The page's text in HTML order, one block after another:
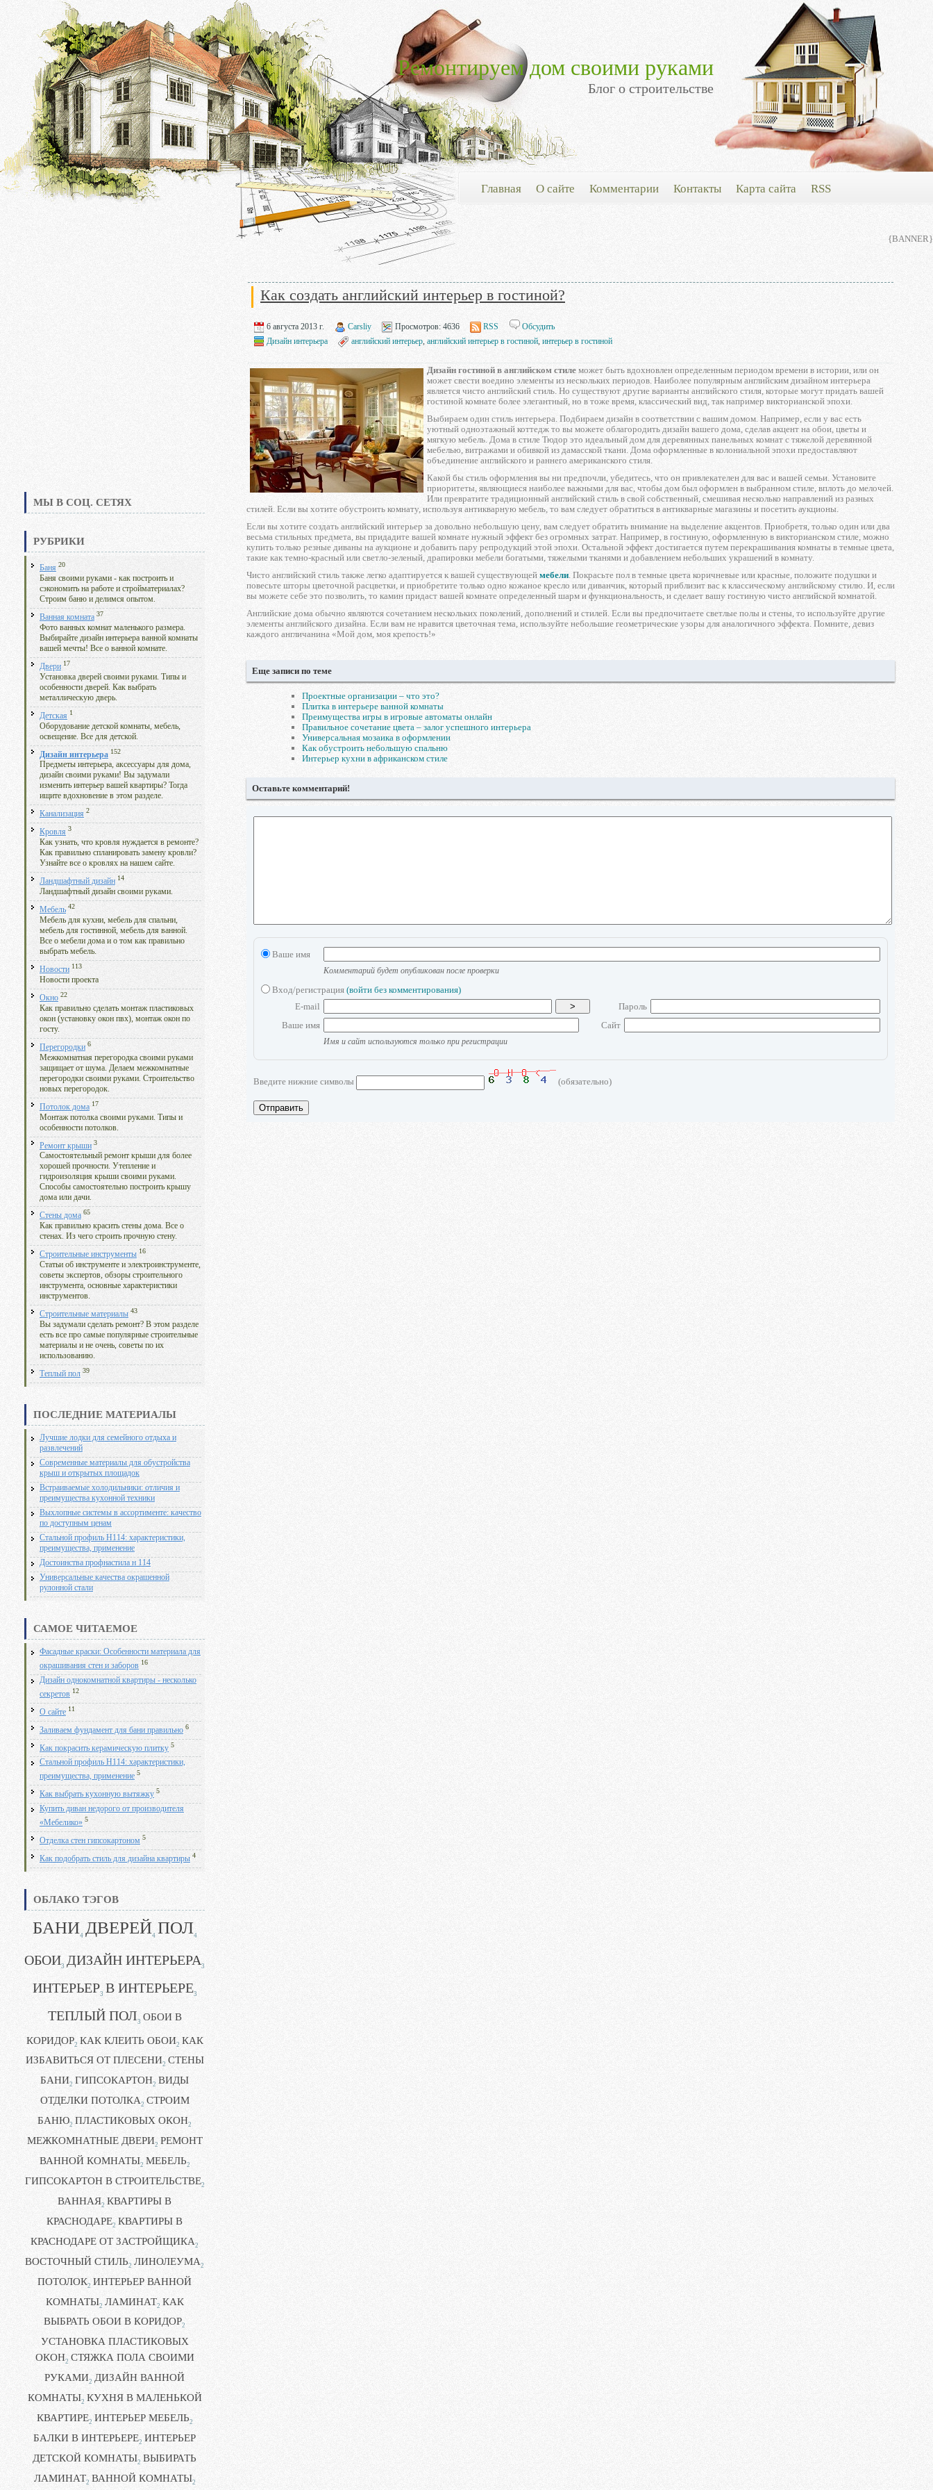
Ремонтируем дом своими руками
Блог о строительстве
Главная О сайте Комментарии Контакты Карта сайта RSS
{BANNER}
МЫ В СОЦ. СЕТЯХ
РУБРИКИ
Баня 20
Баня своими руками - как построить и
сэкономить на работе и стройматериалах?
Строим баню и делимся опытом.
Ванная комната 37
Фото ванных комнат маленького размера.
Выбирайте дизайн интерьера ванной комнаты
вашей мечты! Все о ванной комнате.
Двери 17
Установка дверей своими руками. Типы и
особенности дверей. Как выбрать
металлическую дверь.
Детская 1
Оборудование детской комнаты, мебель,
освещение. Все для детской.
Дизайн интерьера 152
Предметы интерьера, аксессуары для дома,
дизайн своими руками! Вы задумали
изменить интерьер вашей квартиры? Тогда
ищите вдохновение в этом разделе.
Канализация 2
Кровля 3
Как узнать, что кровля нуждается в ремонте?
Как правильно спланировать замену кровли?
Узнайте все о кровлях на нашем сайте.
Ландшафтный дизайн 14
Ландшафтный дизайн своими руками.
Мебель 42
Мебель для кухни, мебель для спальни,
мебель для гостинной, мебель для ванной.
Все о мебели дома и о том как правильно
выбрать мебель.
Новости 113
Новости проекта
Окно 22
Как правильно сделать монтаж пластиковых
окон (установку окон пвх), монтаж окон по
госту.
Перегородки 6
Межкомнатная перегородка своими руками
защищает от шума. Делаем межкомнатные
перегородки своими руками. Строительство
новых перегородок.
Потолок дома 17
Монтаж потолка своими руками. Типы и
особенности потолков.
Ремонт крыши 3
Самостоятельный ремонт крыши для более
хорошей прочности. Утепление и
гидроизоляция крыши своими руками.
Способы самостоятельно построить крышу
дома или дачи.
Стены дома 65
Как правильно красить стены дома. Все о
стенах. Из чего строить прочную стену.
Строительные инструменты 16
Статьи об инструменте и электроинструменте,
советы экспертов, обзоры строительного
инструмента, основные характеристики
инструментов.
Строительные материалы 43
Вы задумали сделать ремонт? В этом разделе
есть все про самые популярные строительные
материалы и не очень, советы по их
использованию.
Теплый пол 39
ПОСЛЕДНИЕ МАТЕРИАЛЫ
Лучшие лодки для семейного отдыха и
развлечений
Современные материалы для обустройства
крыш и открытых площадок
Встраиваемые холодильники: отличия и
преимущества кухонной техники
Выхлопные системы в ассортименте: качество
по доступным ценам
Стальной профиль Н114: характеристики,
преимущества, применение
Достоинства профнастила н 114
Универсальные качества окрашенной
рулонной стали
САМОЕ ЧИТАЕМОЕ
Фасадные краски: Особенности материала для
окрашивания стен и заборов 16
Дизайн однокомнатной квартиры - несколько
секретов 12
О сайте 11
Заливаем фундамент для бани правильно 6
Как покрасить керамическую плитку 5
Стальной профиль Н114: характеристики,
преимущества, применение 5
Как выбрать кухонную вытяжку 5
Купить диван недорого от производителя
«Мебелико» 5
Отделка стен гипсокартоном 5
Как подобрать стиль для дизайна квартиры 4
ОБЛАКО ТЭГОВ
БАНИ4 ДВЕРЕЙ4 ПОЛ4
ОБОИ3 ДИЗАЙН ИНТЕРЬЕРА3
ИНТЕРЬЕР3 В ИНТЕРЬЕРЕ3
ТЕПЛЫЙ ПОЛ3 ОБОИ В
КОРИДОР2 КАК КЛЕИТЬ ОБОИ2 КАК
ИЗБАВИТЬСЯ ОТ ПЛЕСЕНИ2 СТЕНЫ
БАНИ2 ГИПСОКАРТОН2 ВИДЫ
ОТДЕЛКИ ПОТОЛКА2 СТРОИМ
БАНЮ2 ПЛАСТИКОВЫХ ОКОН2
МЕЖКОМНАТНЫЕ ДВЕРИ2 РЕМОНТ
ВАННОЙ КОМНАТЫ2 МЕБЕЛЬ2
ГИПСОКАРТОН В СТРОИТЕЛЬСТВЕ2
ВАННАЯ2 КВАРТИРЫ В
КРАСНОДАРЕ2 КВАРТИРЫ В
КРАСНОДАРЕ ОТ ЗАСТРОЙЩИКА2
ВОСТОЧНЫЙ СТИЛЬ2 ЛИНОЛЕУМА2
ПОТОЛОК2 ИНТЕРЬЕР ВАННОЙ
КОМНАТЫ2 ЛАМИНАТ2 КАК
ВЫБРАТЬ ОБОИ В КОРИДОР2
УСТАНОВКА ПЛАСТИКОВЫХ
ОКОН2 СТЯЖКА ПОЛА СВОИМИ
РУКАМИ2 ДИЗАЙН ВАННОЙ
КОМНАТЫ2 КУХНЯ В МАЛЕНЬКОЙ
КВАРТИРЕ2 ИНТЕРЬЕР МЕБЕЛЬ2
БАЛКИ В ИНТЕРЬЕРЕ2 ИНТЕРЬЕР
ДЕТСКОЙ КОМНАТЫ2 ВЫБИРАТЬ
ЛАМИНАТ2 ВАННОЙ КОМНАТЫ2
Как создать английский интерьер в гостиной?
6 августа 2013 г. Carsliy Просмотров: 4636 RSS
Обсудить
Дизайн интерьера
английский интерьер, английский интерьер в гостиной, интерьер в гостиной
Дизайн гостиной в английском стиле может быть вдохновлен определенным периодом времени в истории, или он
может свести воедино элементы из нескольких периодов. Наиболее популярным английским дизайном интерьера
является чисто английский стиль. Но существуют другие варианты английского стиля, которые могут придать вашей
гостиной комнате более элегантный, но в тоже время, классический вид, так например викторианской эпохи.
Выбираем один стиль интерьера. Подбираем дизайн в соответствии с вашим домом. Например, если у вас есть
уютный одноэтажный коттедж то вы можете облагородить дизайн вашего дома, сделав акцент на обои, цветы и
мягкую мебель. Дома в стиле Тюдор это идеальный дом для деревянных панельных комнат с тяжелой деревянной
мебелью, витражами и обивкой из дамасской ткани. Дома оформленные в колониальной эпохи предоставляют
объединение английского и раннего американского стиля.
Какой бы стиль оформления вы ни предпочли, убедитесь, что он привлекателен для вас и вашей семьи. Установите
приоритеты, являющиеся наиболее важными для вас, чтобы дом был оформлен в выбранном стиле, вплоть до мелочей.
Или превратите традиционный английский стиль в свой собственный, смешивая несколько направлений из разных
стилей. Если вы хотите обустроить комнату, используя антикварную мебель, то вам следует обратиться в антикварные магазины и посетить аукционы.
Если вы хотите создать английский интерьер за довольно небольшую цену, вам следует обратить внимание на выделение акцентов. Приобретя, только один или два
весьма стильных предмета, вы придадите вашей комнате нужный эффект без огромных затрат. Например, в гостиную, оформленную в викторианском стиле, можно
купить только резные диваны на аукционе и добавить пару репродукций этой эпохи. Остальной эффект достигается путем перекрашивания комнаты в темные цвета,
такие как темно-красный или светло-зеленый, драпировки мебели богатыми, тяжелыми тканями и добавлением небольших украшений в комнату.
Чисто английский стиль также легко адаптируется к вашей существующей мебели. Покрасьте пол в темные цвета коричневые или красные, положите подушки и
повесьте шторы цветочной расцветки, и приобретите только одно кожаное кресло или диванчик, который приблизит вас к классическому английскому стилю. И, если
вы можете себе это позволить, то камин придаст вашей комнате определенный шарм и функциональность, и сделает вашу гостиную чисто английской комнатой.
Английские дома обычно являются сочетанием нескольких поколений, дополнений и стилей. Если вы предпочитаете светлые полы и стены, то используйте другие
элементы английского дизайна. Если вам не нравится цветочная тема, используйте небольшие геометрические узоры для аналогичного эффекта. Помните, девиз
каждого англичанина «Мой дом, моя крепость!»
Еще записи по теме
Проектные организации – что это?
Плитка в интерьере ванной комнаты
Преимущества игры в игровые автоматы онлайн
Правильное сочетание цвета – залог успешного интерьера
Универсальная мозаика в оформлении
Как обустроить небольшую спальню
Интерьер кухни в африканском стиле
Оставьте комментарий!
Ваше имя
Комментарий будет опубликован после проверки
Вход/регистрация (войти без комментирования)
E-mail
>
Пароль
Ваше имя
Сайт
Имя и сайт используются только при регистрации
Введите нижние символы (обязательно)
Отправить